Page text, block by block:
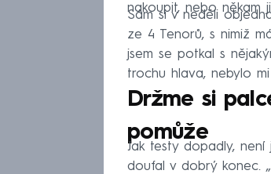
nakoupit, nebo někam
Sám si v neděli
ze 4 Tenorů, s nimiž
jsem se potkal s
trochu hlava, nebylo
Držme si
pomůže
Jak testy dopadly,
doufal v dobrý konec.